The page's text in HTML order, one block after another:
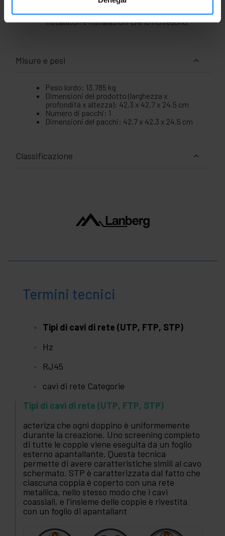
ISO/IEC 11801 2a Ed.; EN50173; EN 50288-10-1.
Testato con certificazione Fluke per
installatori e installazioni che lo richiedono.
Misure e pesi
Peso lordo: 13.785 kg
Dimensioni del prodotto (larghezza x
profondità x altezza): 42.3 x 42.7 x 24.5 cm
Numero di pacchi: 1
Dimensioni del pacchi: 42.7 x 42.3 x 24.5 cm
Classificazione
Termini tecnici
Tipi di cavi di rete (UTP, FTP, STP)
Hz
RJ45
cavi di rete Categorie
Tipi di cavi di rete (UTP, FTP, STP)
acteriza che ogni doppino è uniformemente
durante la creazione. Uno screening completo
di tutte le coppie viene eseguita da un foglio
esterno apantallante. Questa tecnica
permette di avere caratteristiche simili al cavo
schermato. STP è caratterizzata dal fatto che
ciascuna coppia è coperto con una rete
metallica, nello stesso modo che i cavi
coassiali, e l'insieme delle coppie è rivestita
con un foglio di apantallant